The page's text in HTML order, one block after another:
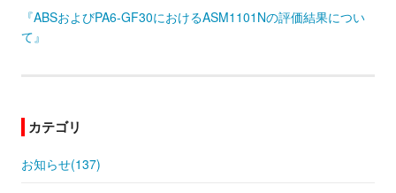
『ABSおよびPA6-GF30におけるASM1101Nの評価結果につい
て』
カテゴリ
お知らせ(137)